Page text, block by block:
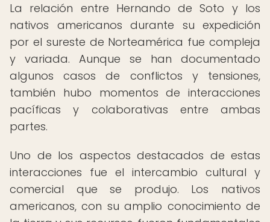
La relación entre Hernando de Soto y los
nativos americanos durante su expedición
por el sureste de Norteamérica fue compleja
y variada. Aunque se han documentado
algunos casos de conflictos y tensiones,
también hubo momentos de interacciones
pacíficas y colaborativas entre ambas
partes.
Uno de los aspectos destacados de estas
interacciones fue el intercambio cultural y
comercial que se produjo. Los nativos
americanos, con su amplio conocimiento de